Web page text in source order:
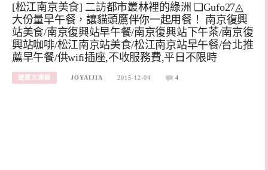
[松江南京美食] 二訪都市叢林裡的綠洲 ❏Gufo27◬
大份量早午餐，讓貓頭鷹伴你一起用餐！ 南京復興
站美食/南京復興站早午餐/南京復興站下午茶/南京復
興站咖啡/松江南京站美食/松江南京站早午餐/台北推
薦早午餐/供wifi插座,不收服務費,平日不限時
捷運文湖線 JOYAIJIA 2015-12-04 4